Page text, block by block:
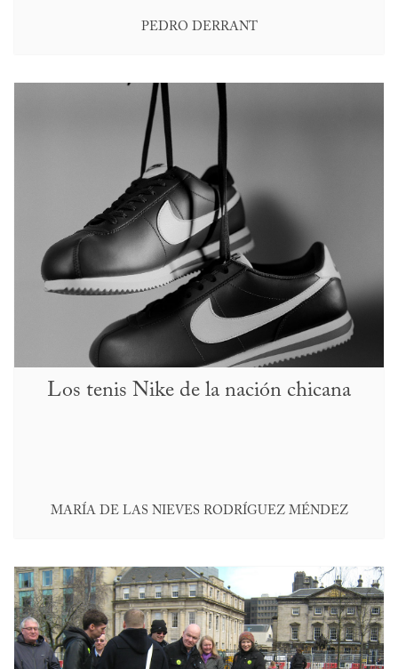
PEDRO DERRANT
Los tenis Nike de la nación chicana
MARÍA DE LAS NIEVES RODRÍGUEZ MÉNDEZ